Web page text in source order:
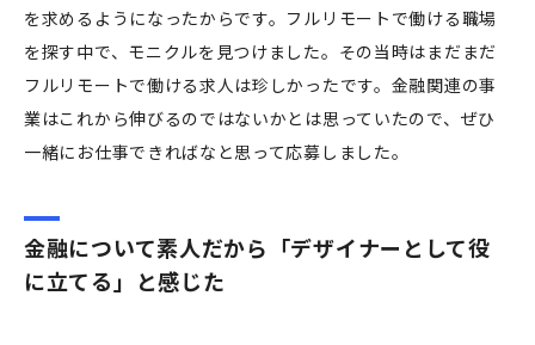
を求めるようになったからです。フルリモートで働ける職場
を探す中で、モニクルを見つけました。その当時はまだまだ
フルリモートで働ける求人は珍しかったです。金融関連の事
業はこれから伸びるのではないかとは思っていたので、ぜひ
一緒にお仕事できればなと思って応募しました。
金融について素人だから「デザイナーとして役
に立てる」と感じた